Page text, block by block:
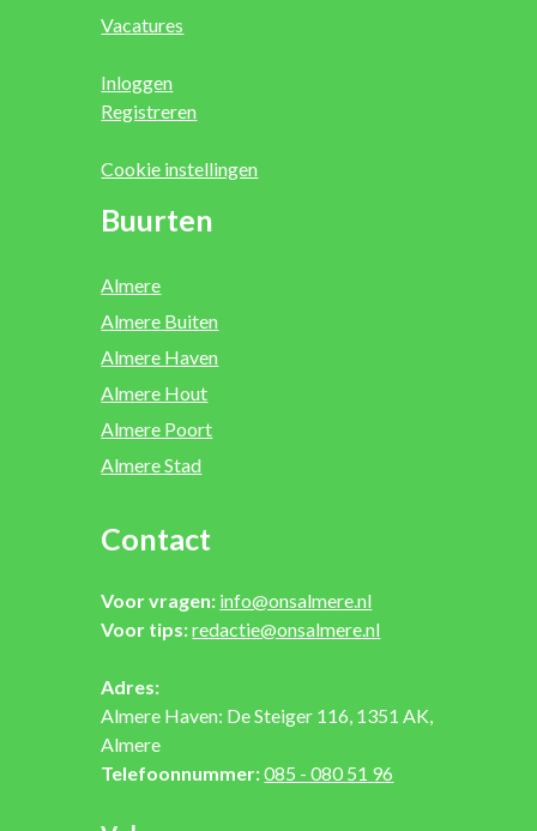
Vacatures
Inloggen
Registreren
Cookie instellingen
Buurten
Almere
Almere Buiten
Almere Haven
Almere Hout
Almere Poort
Almere Stad
Contact
Voor vragen: info@onsalmere.nl
Voor tips:redactie@onsalmere.nl
Adres:
Almere Haven: De Steiger 116, 1351 AK,
Almere
Telefoonnummer:085 - 080 51 96